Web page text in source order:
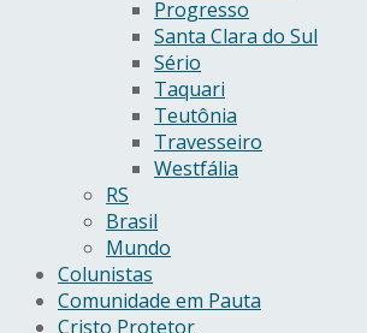
Progresso
Santa Clara do Sul
Sério
Taquari
Teutônia
Travesseiro
Westfália
RS
Brasil
Mundo
Colunistas
Comunidade em Pauta
Cristo Protetor